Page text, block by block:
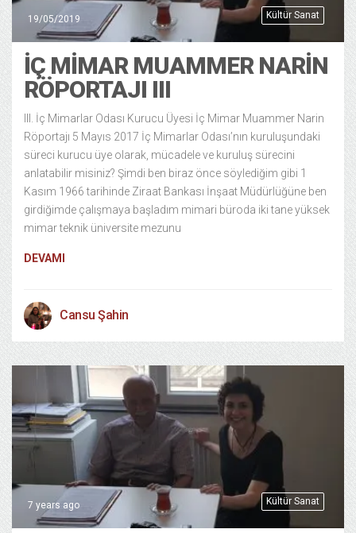
Kültür Sanat
19/05/2019
İÇ MIMAR MUAMMER NARIN
RÖPORTAJI III
III. İç Mimarlar Odası Kurucu Üyesi İç Mimar Muammer Narin
Röportajı 5 Mayıs 2017 İç Mimarlar Odası’nın kuruluşundaki
süreci kurucu üye olarak, mücadele ve kuruluş sürecini
anlatabilir misiniz? Şimdi ben biraz önce söylediğim gibi 1
Kasım 1966 tarihinde Ziraat Bankası İnşaat Müdürlüğüne ben
girdiğimde çalışmaya başladım mimari büroda iki tane yüksek
mimar teknik üniversite mezunu
DEVAMI
Cansu Şahin
Kültür Sanat
7 years ago